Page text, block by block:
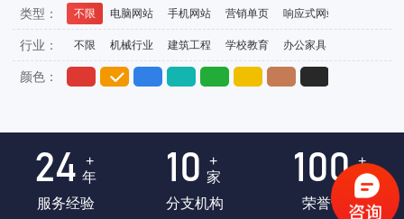
类型： 不限 电脑网站 手机网站 营销单页 响应式网站
行业： 不限 机械行业 建筑工程 学校教育 办公家具
颜色：
24
+
年
服务经验
10
+
家
分支机构
100 +
项
荣誉证书